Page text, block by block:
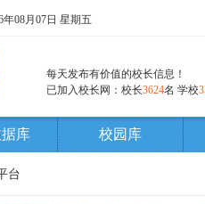
年08月07日 星期五
每天发布有价值的校长信息！
已加入校长网：校长3624名 学校
库 校园库
台